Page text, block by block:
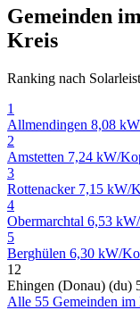
Gemeinden
Kreis
Ranking nach
1
Allmendingen 8,08
2
Amstetten 7,24 kW/
3
Rottenacker 7,15 kW/
4
Obermarchtal 6,53
5
Berghülen 6,30 kW/
12
Ehingen (Donau) (du)
Alle 55 Gemeinden